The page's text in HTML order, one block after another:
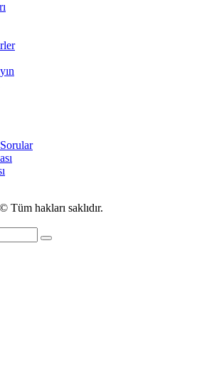
Tüm hakları saklıdır.